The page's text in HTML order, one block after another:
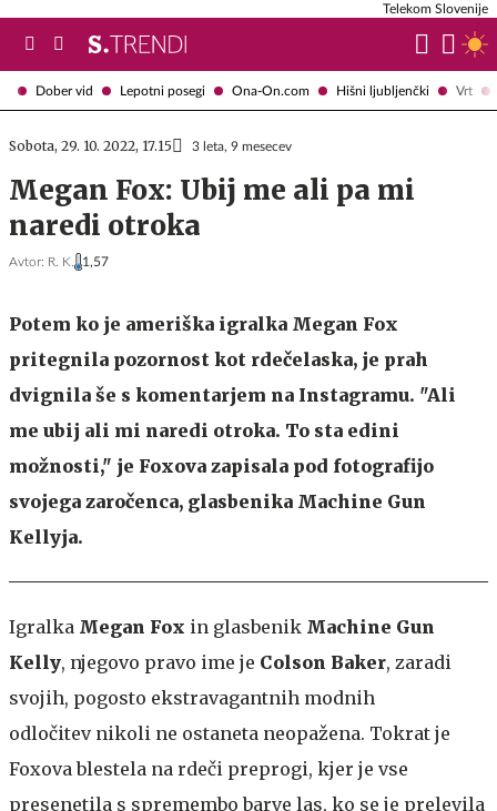
Dober vid Lepotni posegi Ona-On.com Hišni ljubljenčki Vrt
Telekom Slovenije
Sobota, 29. 10. 2022, 17.15 3 leta, 9 mesecev
Megan Fox: Ubij me ali pa mi
naredi otroka
Avtor: R. K. 1,57
Potem ko je ameriška igralka Megan Fox
pritegnila pozornost kot rdečelaska, je prah
dvignila še s komentarjem na Instagramu. "Ali
me ubij ali mi naredi otroka. To sta edini
možnosti," je Foxova zapisala pod fotografijo
svojega zaročenca, glasbenika Machine Gun
Kellyja.
Igralka Megan Fox in glasbenik Machine Gun
Kelly, njegovo pravo ime je Colson Baker, zaradi
svojih, pogosto ekstravagantnih modnih
odločitev nikoli ne ostaneta neopažena. Tokrat je
Foxova blestela na rdeči preprogi, kjer je vse
presenetila s spremembo barve las, ko se je prelevila